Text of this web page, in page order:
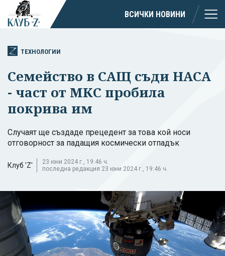
ВСИЧКИ НОВИНИ
ТЕХНОЛОГИИ
Семейство в САЩ съди НАСА
- част от МКС пробила
покрива им
Случаят ще създаде прецедент за това кой носи
отговорност за падащия космически отпадък
Клуб 'Z'
23 юни 2024 г., 19:46 ч.
последна редакция 23 юни 2024 г., 19:46 ч.